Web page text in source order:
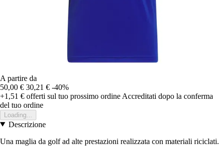
A partire da
50,00 € 30,21 € -40%
+1,51 € offerti sul tuo prossimo ordine Accreditati dopo la conferma
del tuo ordine
Loading...
Descrizione
Una maglia da golf ad alte prestazioni realizzata con materiali riciclati.